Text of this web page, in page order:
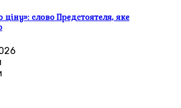
слово Предстоятеля, яке